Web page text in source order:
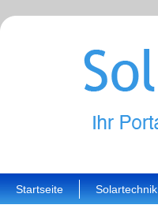
Startseite Solartechnik